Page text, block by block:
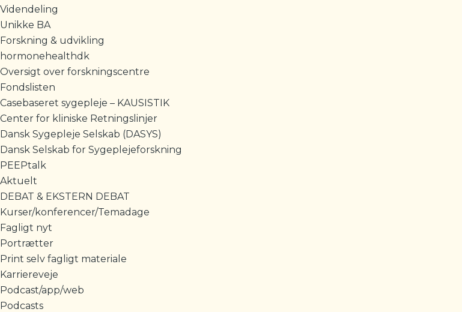
Videndeling
Unikke BA
Forskning & udvikling
hormonehealthdk
Oversigt over forskningscentre
Fondslisten
Casebaseret sygepleje – KAUSISTIK
Center for kliniske Retningslinjer
Dansk Sygepleje Selskab (DASYS)
Dansk Selskab for Sygeplejeforskning
PEEPtalk
Aktuelt
DEBAT & EKSTERN DEBAT
Kurser/konferencer/Temadage
Fagligt nyt
Portrætter
Print selv fagligt materiale
Karriereveje
Podcast/app/web
Podcasts